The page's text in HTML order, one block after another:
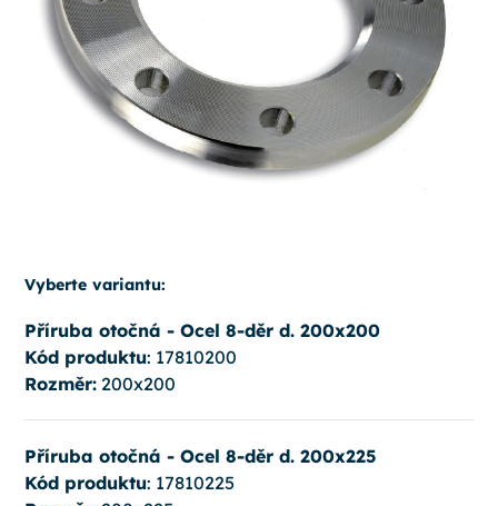
Vyberte variantu:
Příruba otočná - Ocel 8-děr d. 200x200
Kód produktu: 17810200
Rozměr:200x200
Příruba otočná - Ocel 8-děr d. 200x225
Kód produktu: 17810225